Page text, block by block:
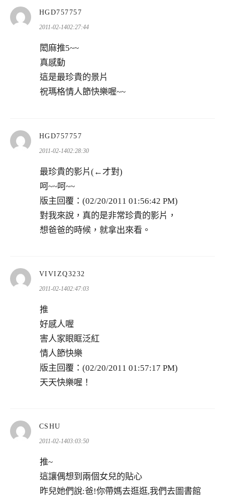
HGD757757
示:
2011-02-1402:27:44
閎麻推5~~
真感動
這是最珍貴的景片
祝瑪格情人節快樂喔~~
HGD757757
示:
2011-02-1402:28:30
最珍貴的影片(←才對)
呵~~呵~~
版主回覆：(02/20/2011 01:56:42 PM)
對我來說，真的是非常珍貴的影片，
想爸爸的時候，就拿出來看。
VIVIZQ3232
示:
2011-02-1402:47:03
推
好感人喔
害人家眼眶泛紅
情人節快樂
版主回覆：(02/20/2011 01:57:17 PM)
天天快樂喔！
CSHU
示:
2011-02-1403:03:50
推~
這讓偶想到兩個女兒的貼心
昨兒她們說:爸!你帶媽去逛逛,我們去圖書館